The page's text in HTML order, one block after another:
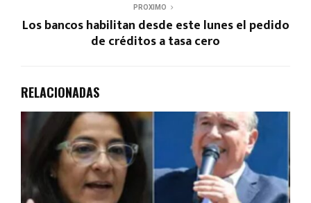
PROXIMO
Los bancos habilitan desde este lunes el pedido
de créditos a tasa cero
RELACIONADAS